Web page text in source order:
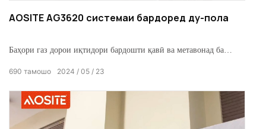
AOSITE AG3620 системаи бардоред ду-пола
Баҳори газ дорои иқтидори бардошти қавӣ ва метавонад ба
аст.
2024 05 23
690 тамошо